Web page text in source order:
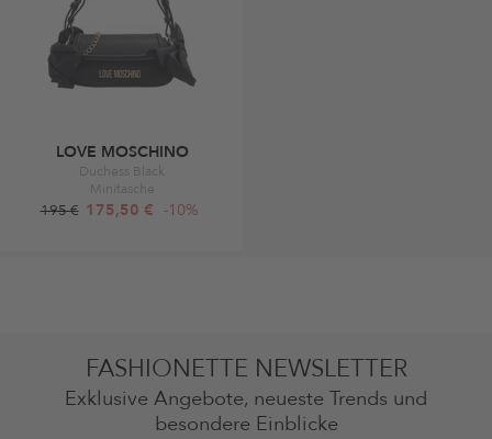
LOVE MOSCHINO
Duchess Black
Minitasche
195 € 175,50 € -10%
FASHIONETTE NEWSLETTER
Exklusive Angebote, neueste Trends und
besondere Einblicke